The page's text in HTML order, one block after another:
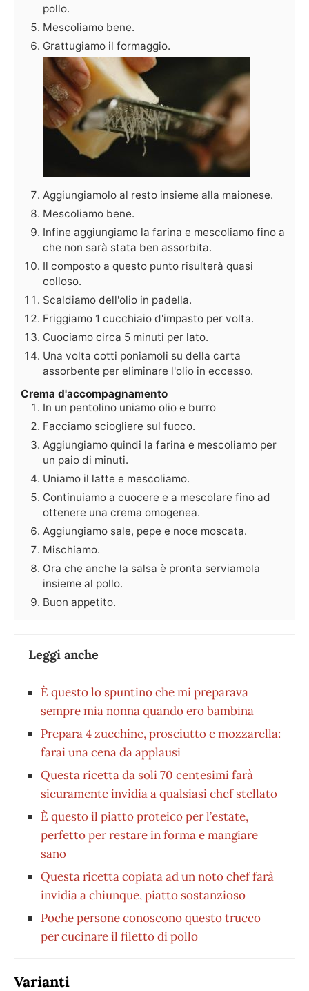
pollo.
Mescoliamo bene.
Grattugiamo il formaggio.
Aggiungiamolo al resto insieme alla maionese.
Mescoliamo bene.
Infine aggiungiamo la farina e mescoliamo fino a
che non sarà stata ben assorbita.
Il composto a questo punto risulterà quasi
colloso.
Scaldiamo dell'olio in padella.
Friggiamo 1 cucchiaio d'impasto per volta.
Cuociamo circa 5 minuti per lato.
Una volta cotti poniamoli su della carta
assorbente per eliminare l'olio in eccesso.
Crema d'accompagnamento
In un pentolino uniamo olio e burro
Facciamo sciogliere sul fuoco.
Aggiungiamo quindi la farina e mescoliamo per
un paio di minuti.
Uniamo il latte e mescoliamo.
Continuiamo a cuocere e a mescolare fino ad
ottenere una crema omogenea.
Aggiungiamo sale, pepe e noce moscata.
Mischiamo.
Ora che anche la salsa è pronta serviamola
insieme al pollo.
Buon appetito.
Leggi anche
È questo lo spuntino che mi preparava
sempre mia nonna quando ero bambina
Prepara 4 zucchine, prosciutto e mozzarella:
farai una cena da applausi
Questa ricetta da soli 70 centesimi farà
sicuramente invidia a qualsiasi chef stellato
È questo il piatto proteico per l’estate,
perfetto per restare in forma e mangiare
sano
Questa ricetta copiata ad un noto chef farà
invidia a chiunque, piatto sostanzioso
Poche persone conoscono questo trucco
per cucinare il filetto di pollo
Varianti